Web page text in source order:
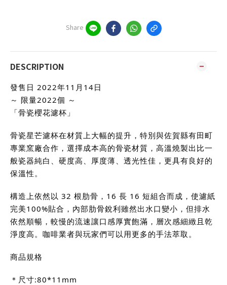
Share
DESCRIPTION
發售日 2022年11月14日
～ 限量2022個 ～
「骨瓷櫻花濾杯」
骨瓷星芒濾杯在材質上大幅的提升，特別與佐賀縣有田町
專業窯廠合作，選擇成本高的骨瓷材質，高溫燒製出比一
般瓷器純白、硬度高、厚度薄、透光性佳，更具有良好的
保溫性。
構造上依然以 32 根肋骨，16 長 16 短組合而成，使濾紙
完美100%貼合，內部肋骨銳利雖然出水口變小，但排水
依然順暢，較慢的流速讓口感厚實飽滿，層次感細緻且乾
淨度高。咖啡業者與玩家們可以用更多的手法萃取。
商品規格
＊尺寸:80*11mm